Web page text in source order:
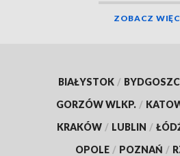
ZOBACZ
BIAŁYSTOK /
GORZÓW WLKP. /
KRAKÓW / LUBLIN /
OPOLE / POZNAŃ /